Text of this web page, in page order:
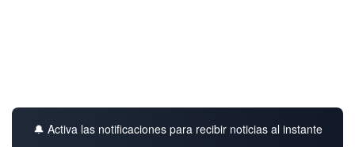
🔔 Activa las notificaciones para recibir noticias al instante